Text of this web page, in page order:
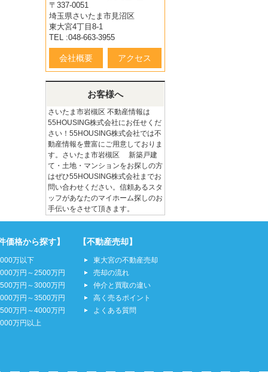
〒337-0051
埼玉県さいたま市見沼区
東大宮4丁目8-1
TEL :048-663-3955
会社概要 アクセス
お客様へ
さいたま市岩槻区 不動産情報は
55HOUSING株式会社にお任せくだ
さい！55HOUSING株式会社では不
動産情報を豊富にご用意しておりま
す。さいたま市岩槻区 新築戸建
て・土地・マンションをお探しの方
はぜひ55HOUSING株式会社までお
問い合わせください。信頼あるスタ
ッフがあなたのマイホーム探しのお
手伝いをさせて頂きます。
価格から探す】
万以下
万円～2500万円
万円～3000万円
万円～3500万円
万円～4000万円
万円以上
【不動産売却】
東大宮の不動産売却
売却の流れ
仲介と買取の違い
高く売るポイント
よくある質問